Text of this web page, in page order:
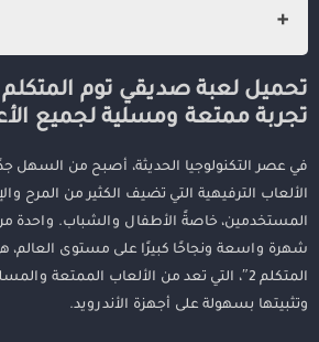
لجميع الأعمار
ما هي لعبة “صديقي توم المتكلم 2″؟
طريقة تحميل اللعبة على جهاز الأندرويد
مميزات لعبة “صديقي توم المتكلم 2”
لماذا يجب أن تلعب “صديقي توم المتكلم 2″؟
نصائح مهمة عند تحميل وتشغيل اللعبة
خلاصة
تجربة ممتعة ومسلية لجميع
في عصر التكنولوجيا الحديثة، أصبح من السهل
الألعاب الترفيهية التي تضيف الكثير من المرح
المستخدمين، خاصةً الأطفال والشباب. واحدة
شهرة واسعة ونجاحًا كبيرًا على مستوى العالم،
المتكلم 2″، التي تعد من الألعاب الممتعة
وتثبيتها بسهولة على أجهزة الأندرويد.